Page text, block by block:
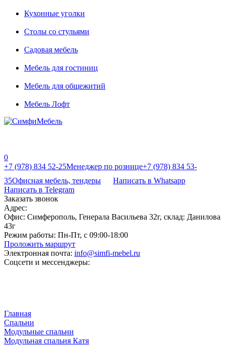
Кухонные уголки
Столы со стульями
Садовая мебель
Мебель для гостиниц
Мебель для общежитий
Мебель Лофт
0
+7 (978) 834 52-25Менеджер по рознице+7 (978) 834 53-
35Офисная мебель, тендеры
Написать в Whatsapp
Написать в Telegram
Заказать звонок
Адрес:
Офис: Симферополь, Генерала Васильева 32г, склад: Данилова
43г
Режим работы: Пн-Пт, с 09:00-18:00
Проложить маршрут
Электронная почта: info@simfi-mebel.ru
Соцсети и мессенджеры:
Главная
Cпальни
Модульные спальни
Модульная спальня Катя